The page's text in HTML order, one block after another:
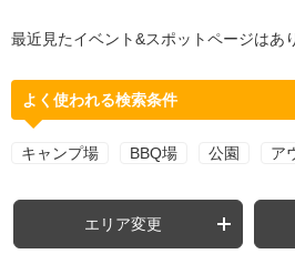
最近見たイベント&スポットページはあ
よく使われる検索条件
キャンプ場 BBQ場 公園 ア
エリア変更